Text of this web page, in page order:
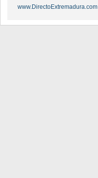
www.DirectoExtremadura.com